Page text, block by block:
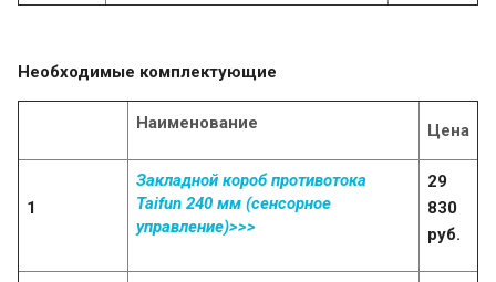
Необходимые комплектующие
Наименование Цена
1
Закладной короб противотока
Taifun 240 мм (сенсорное
управление)>>>
29
830
руб.